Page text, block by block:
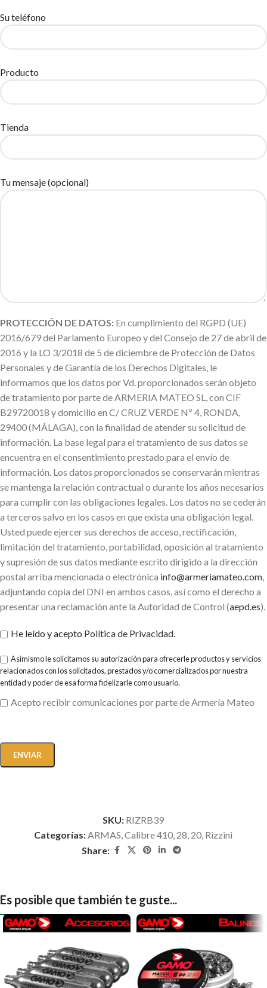
Su teléfono
Producto
Tienda
Tu mensaje (opcional)
PROTECCIÓN DE DATOS: En cumplimiento del RGPD (UE)
2016/679 del Parlamento Europeo y del Consejo de 27 de abril de
2016 y la LO 3/2018 de 5 de diciembre de Protección de Datos
Personales y de Garantía de los Derechos Digitales, le
informamos que los datos por Vd. proporcionados serán objeto
de tratamiento por parte de ARMERIA MATEO SL, con CIF
B29720018 y domicilio en C/ CRUZ VERDE Nº 4, RONDA,
29400 (MÁLAGA), con la finalidad de atender su solicitud de
información. La base legal para el tratamiento de sus datos se
encuentra en el consentimiento prestado para el envío de
información. Los datos proporcionados se conservarán mientras
se mantenga la relación contractual o durante los años necesarios
para cumplir con las obligaciones legales. Los datos no se cederán
a terceros salvo en los casos en que exista una obligación legal.
Usted puede ejercer sus derechos de acceso, rectificación,
limitación del tratamiento, portabilidad, oposición al tratamiento
y supresión de sus datos mediante escrito dirigido a la dirección
postal arriba mencionada o electrónica info@armeriamateo.com
adjuntando copia del DNI en ambos casos, así como el derecho a
presentar una reclamación ante la Autoridad de Control (aepd.es).
He leído y acepto Política de Privacidad
Asimismo le solicitamos su autorización para ofrecerle productos y servicios
relacionados con los solicitados, prestados y/o comercializados por nuestra
entidad y poder de esa forma fidelizarle como usuario.
Acepto recibir comunicaciones por parte de Armería Mateo
SKU: RIZRB39
Categorías: ARMAS Calibre 410, 28, 20 Rizzini
Share:
Es posible que también te guste...